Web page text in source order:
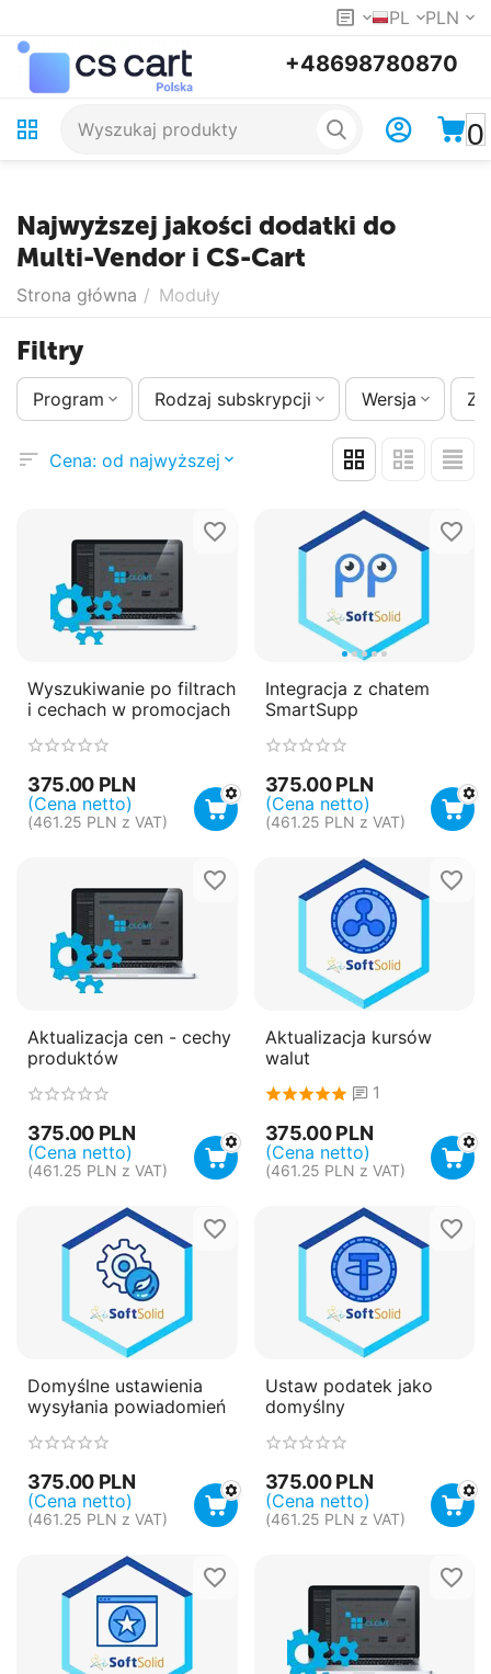
PL PLN
+48698780870
0
Najwyższej jakości dodatki do
Multi-Vendor i CS-Cart
Strona główna / Moduły
Filtry
Program Rodzaj subskrypcji Wersja
Cena: od najwyższej
Wyszukiwanie po filtrach
i cechach w promocjach
375.00 PLN
(Cena netto)
(461.25 PLN z VAT)
Integracja z chatem
SmartSupp
375.00 PLN
(Cena netto)
(461.25 PLN z VAT)
Aktualizacja cen - cechy
produktów
375.00 PLN
(Cena netto)
(461.25 PLN z VAT)
Aktualizacja kursów
walut
1
375.00 PLN
(Cena netto)
(461.25 PLN z VAT)
Domyślne ustawienia
wysyłania powiadomień
375.00 PLN
(Cena netto)
(461.25 PLN z VAT)
Ustaw podatek jako
domyślny
375.00 PLN
(Cena netto)
(461.25 PLN z VAT)